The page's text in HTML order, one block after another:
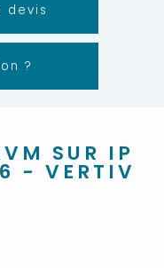
devis
?
SUR IP
- VERTIV